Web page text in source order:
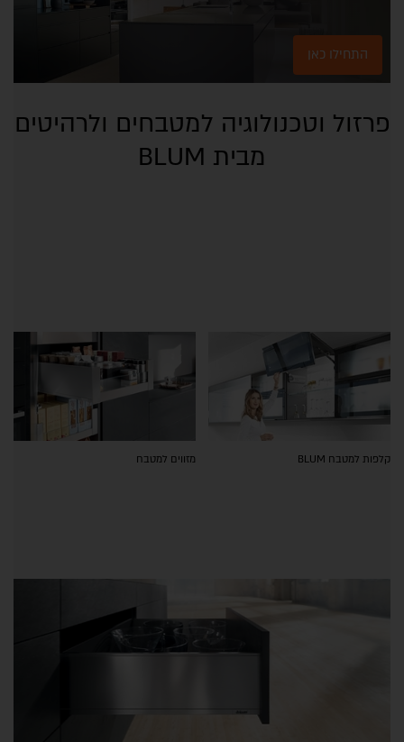
התחילו כאן
פרזול וטכנולוגיה למטבחים ולרהיטים
מבית BLUM
קלפות למטבח BLUM מזווים למטבח